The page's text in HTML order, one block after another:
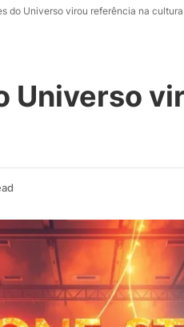
do Universo virou referência na
Universo